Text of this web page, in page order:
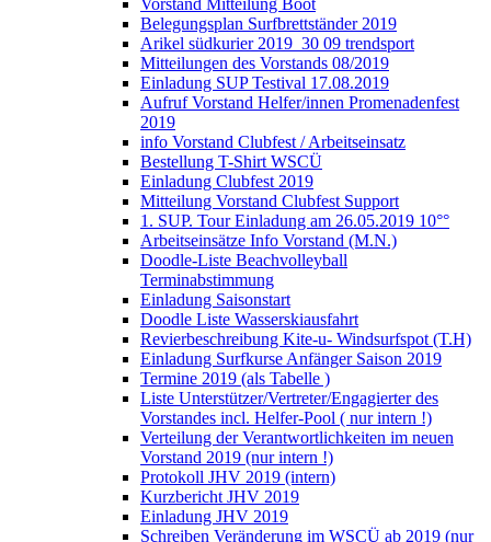
Vorstand Mitteilung Boot
Belegungsplan Surfbrettständer 2019
Arikel südkurier 2019_30 09 trendsport
Mitteilungen des Vorstands 08/2019
Einladung SUP Testival 17.08.2019
Aufruf Vorstand Helfer/innen Promenadenfest
2019
info Vorstand Clubfest / Arbeitseinsatz
Bestellung T-Shirt WSCÜ
Einladung Clubfest 2019
Mitteilung Vorstand Clubfest Support
1. SUP. Tour Einladung am 26.05.2019 10°°
Arbeitseinsätze Info Vorstand (M.N.)
Doodle-Liste Beachvolleyball
Terminabstimmung
Einladung Saisonstart
Doodle Liste Wasserskiausfahrt
Revierbeschreibung Kite-u- Windsurfspot (T.H)
Einladung Surfkurse Anfänger Saison 2019
Termine 2019 (als Tabelle )
Liste Unterstützer/Vertreter/Engagierter des
Vorstandes incl. Helfer-Pool ( nur intern !)
Verteilung der Verantwortlichkeiten im neuen
Vorstand 2019 (nur intern !)
Protokoll JHV 2019 (intern)
Kurzbericht JHV 2019
Einladung JHV 2019
Schreiben Veränderung im WSCÜ ab 2019 (nur